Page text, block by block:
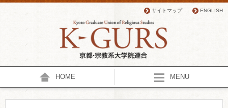
サイトマップ ENGLISH
HOME MENU